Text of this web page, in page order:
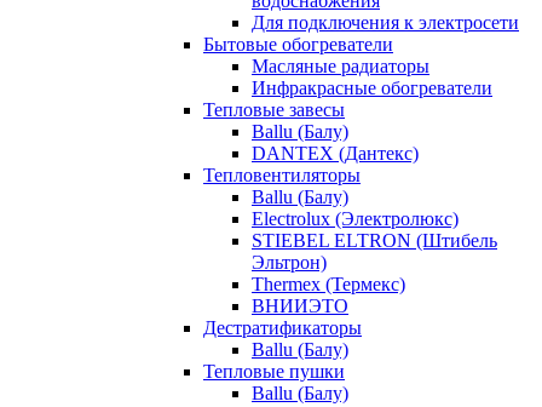
Для подключения к электросети
Бытовые обогреватели
Масляные радиаторы
Инфракрасные обогреватели
Тепловые завесы
Ballu (Балу)
DANTEX (Дантекс)
Тепловентиляторы
Ballu (Балу)
Electrolux (Электролюкс)
STIEBEL ELTRON (Штибель
Эльтрон)
Thermex (Термекс)
ВНИИЭТО
Дестратификаторы
Ballu (Балу)
Тепловые пушки
Ballu (Балу)